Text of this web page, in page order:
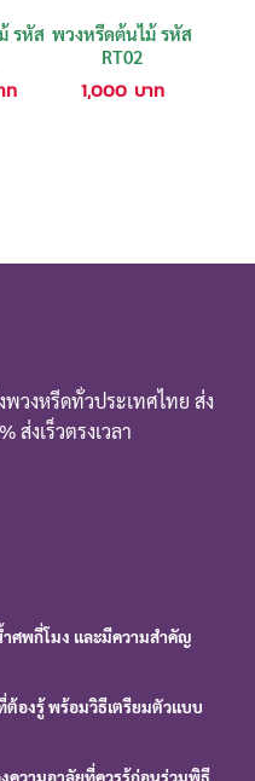
รหัส
ท
พวงหรีดต้นไม้ รหัส
RT02
1,000 บาท
วงหรีดทั่วประเทศไทย ส่ง
ส่งเร็วตรงเวลา
ศพกี่โมง และมีความสำคัญ
ต้องรู้ พร้อมวิธีเตรียมตัวแบบ
ความอาลัยที่ควรรู้ก่อนร่วมพิธี